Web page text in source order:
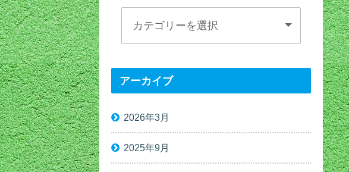
アーカイブ
2026年3月
2025年9月